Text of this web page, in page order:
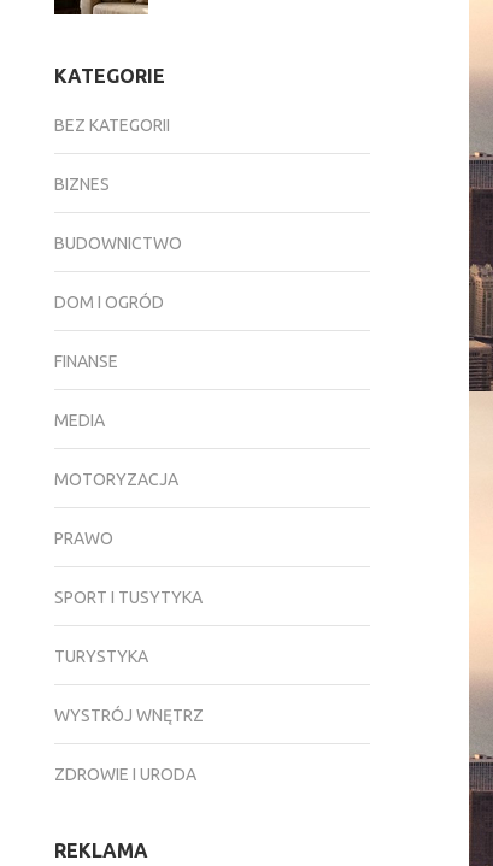
KATEGORIE
BEZ KATEGORII
BIZNES
BUDOWNICTWO
DOM I OGRÓD
FINANSE
MEDIA
MOTORYZACJA
PRAWO
SPORT I TUSYTYKA
TURYSTYKA
WYSTRÓJ WNĘTRZ
ZDROWIE I URODA
REKLAMA